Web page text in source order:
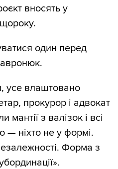
вносять у
один перед
усе влаштовано
прокурор і адвокат
з валізок і всі
— ніхто не у формі.
Форма з